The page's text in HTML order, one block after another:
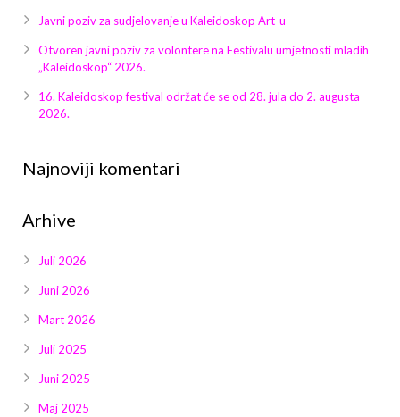
Galerija 2018
Galerija 2019
Galerija 2022
Galerija 2024
Galerija 2025
Javni poziv za sudjelovanje u Kaleidoskop Art-u
Otvoren javni poziv za volontere na Festivalu umjetnosti mladih
„Kaleidoskop“ 2026.
16. Kaleidoskop festival održat će se od 28. jula do 2. augusta
2026.
Najnoviji komentari
Arhive
Juli 2026
Juni 2026
Mart 2026
Juli 2025
Juni 2025
Maj 2025